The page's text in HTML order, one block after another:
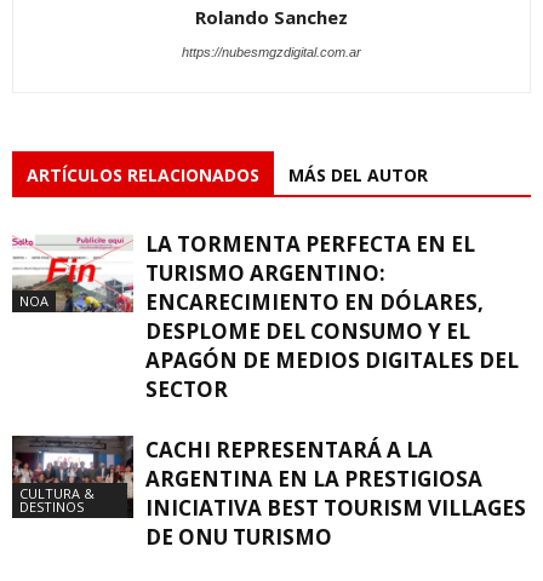
Rolando Sanchez
https://nubesmgzdigital.com.ar
ARTÍCULOS RELACIONADOS MÁS DEL AUTOR
NOA
LA TORMENTA PERFECTA EN EL
TURISMO ARGENTINO:
ENCARECIMIENTO EN DÓLARES,
DESPLOME DEL CONSUMO Y EL
APAGÓN DE MEDIOS DIGITALES DEL
SECTOR
CULTURA &
DESTINOS
CACHI REPRESENTARÁ A LA
ARGENTINA EN LA PRESTIGIOSA
INICIATIVA BEST TOURISM VILLAGES
DE ONU TURISMO